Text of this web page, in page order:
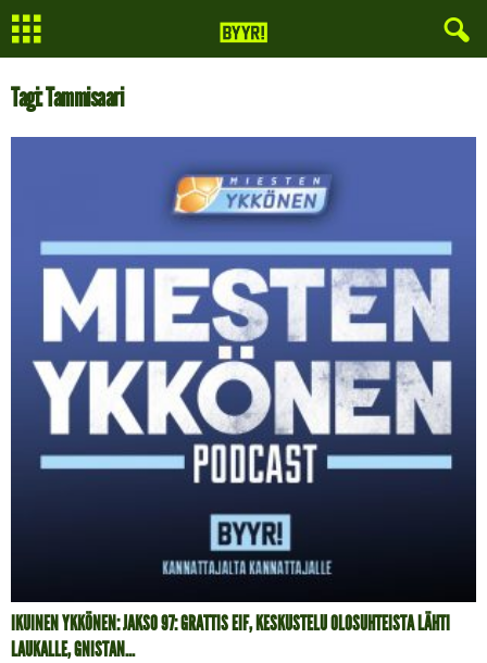
Tagi: Tammisaari
IKUINEN YKKÖNEN: JAKSO 97: GRATTIS EIF, KESKUSTELU OLOSUHTEISTA LÄHTI
LAUKALLE, GNISTAN...